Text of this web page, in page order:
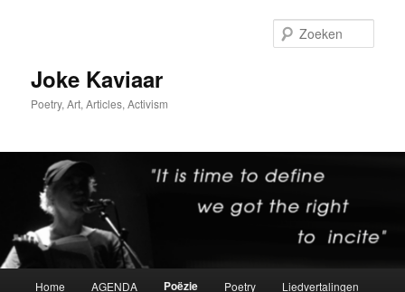
inhoudJoke Kaviaar
Poetry, Art, Articles, Activism
Home AGENDA Poëzie Poetry Liedvertalingen